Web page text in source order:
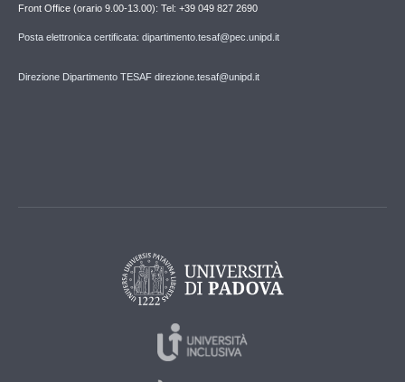
Front Office (orario 9.00-13.00): Tel: +39 049 827 2690
Posta elettronica certificata: dipartimento.tesaf@pec.unipd.it
Direzione Dipartimento TESAF direzione.tesaf@unipd.it